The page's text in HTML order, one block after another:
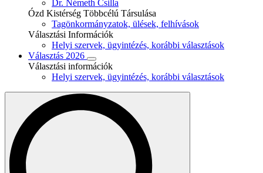
Dr. Németh Csilla
Ózd Kistérség Többcélú Társulása
Tagönkormányzatok, ülések, felhívások
Választási Információk
Helyi szervek, ügyintézés, korábbi választások
Választás 2026
Választási információk
Helyi szervek, ügyintézés, korábbi választások